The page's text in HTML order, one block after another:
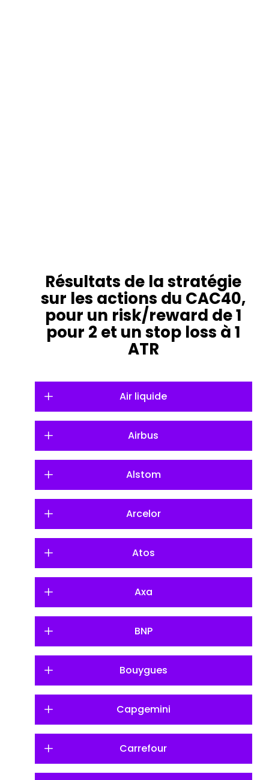
Résultats de la stratégie
sur les actions du CAC40,
pour un risk/reward de 1
pour 2 et un stop loss à 1
ATR
Air liquide
Airbus
Alstom
Arcelor
Atos
Axa
BNP
Bouygues
Capgemini
Carrefour